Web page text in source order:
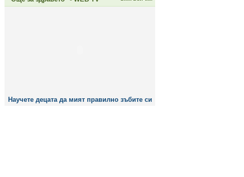
Научете децата да мият правилно зъбите си